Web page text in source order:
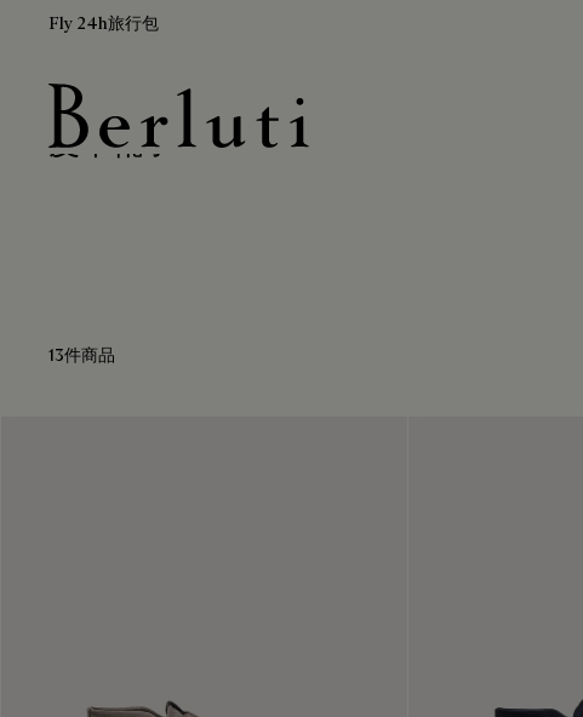
Fly 24h旅行包
Berluti homepage
皮革靴子
13件商品